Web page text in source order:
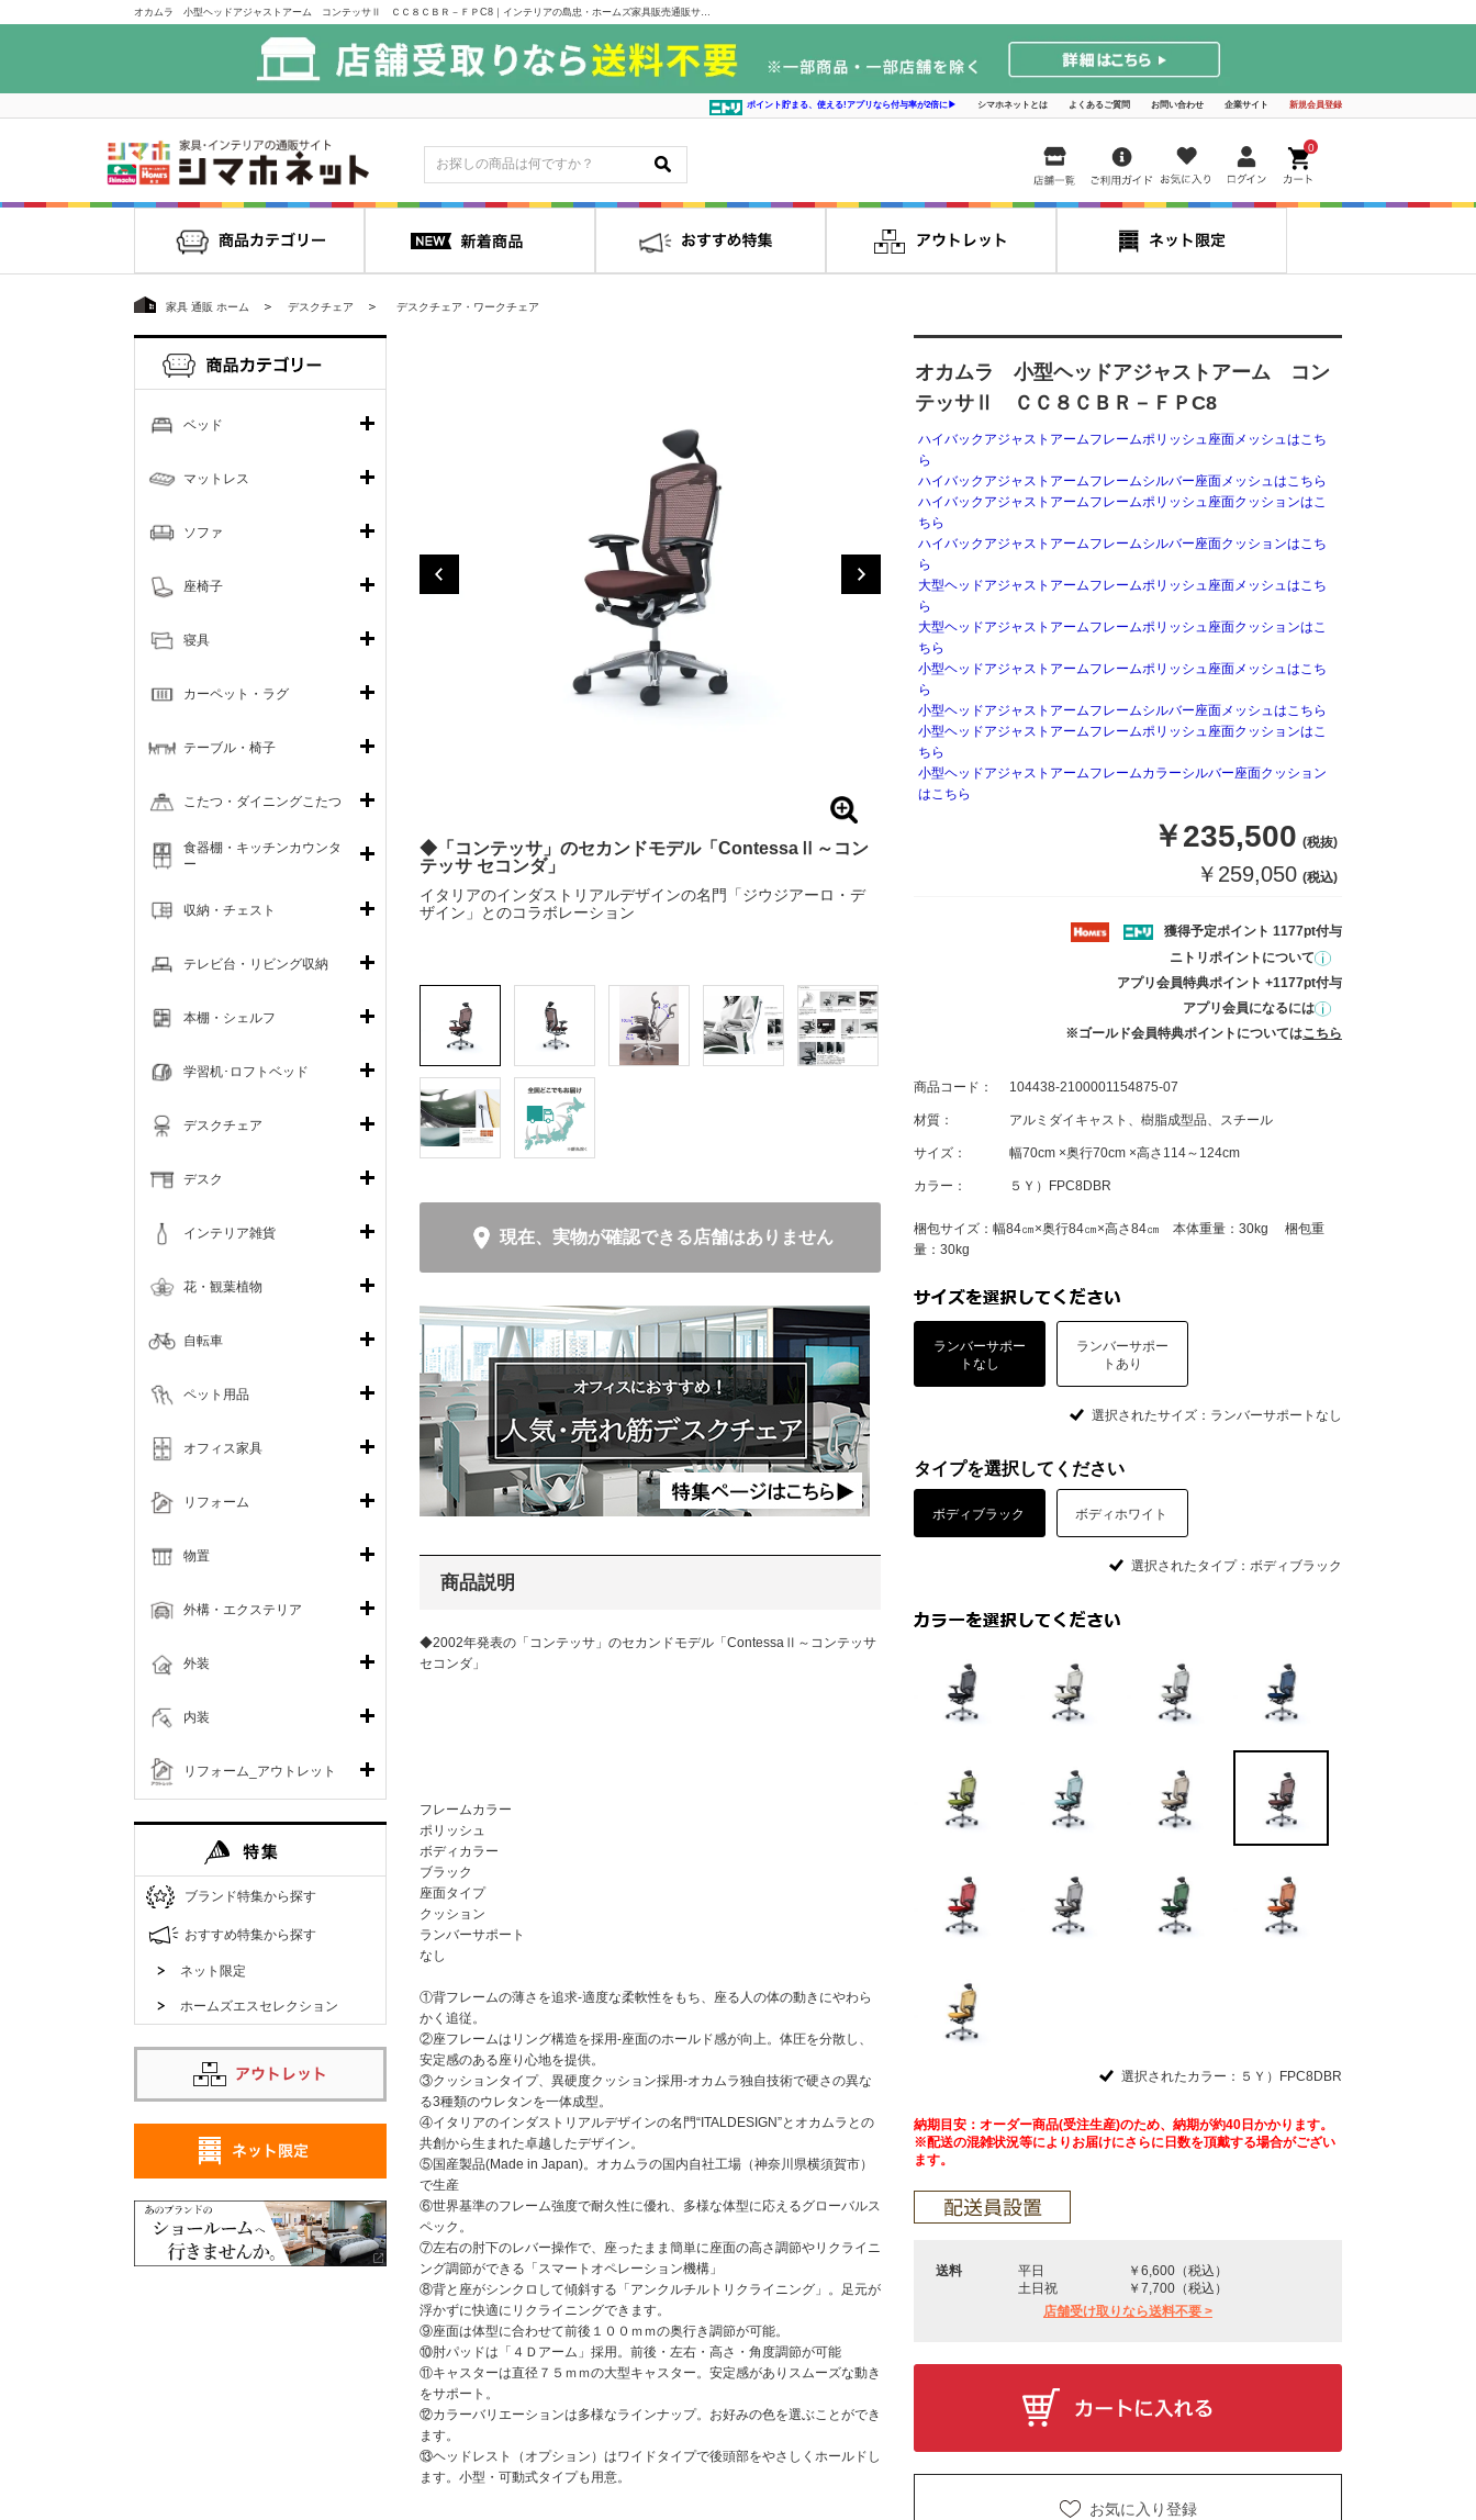
オカムラ 小型ヘッドアジャストアーム コンテッサⅡ ＣＣ８ＣＢＲ－ＦＰC8｜インテリアの島忠・ホームズ家具販売通販サイト シマホネット
ポイント貯まる、使える!アプリなら付与率が2倍に▶ シマホネットとは よくあるご質問 お問い合わせ 企業サイト 新規会員登録
0
家具 通販 ホーム デスクチェア デスクチェア・ワークチェア
◆「コンテッサ」のセカンドモデル「ContessaⅡ～コン
テッサ セコンダ」
イタリアのインダストリアルデザインの名門「ジウジアーロ・デ
ザイン」とのコラボレーション
現在、実物が確認できる店舗はありません
商品説明
◆2002年発表の「コンテッサ」のセカンドモデル「ContessaⅡ～コンテッサ
セコンダ」
フレームカラー
ポリッシュ
ボディカラー
ブラック
座面タイプ
クッション
ランバーサポート
なし
①背フレームの薄さを追求-適度な柔軟性をもち、座る人の体の動きにやわら
かく追従。
②座フレームはリング構造を採用-座面のホールド感が向上。体圧を分散し、
安定感のある座り心地を提供。
③クッションタイプ、異硬度クッション採用-オカムラ独自技術で硬さの異な
る3種類のウレタンを一体成型。
④イタリアのインダストリアルデザインの名門“ITALDESIGN”とオカムラとの
共創から生まれた卓越したデザイン。
⑤国産製品(Made in Japan)。オカムラの国内自社工場（神奈川県横須賀市）
で生産
⑥世界基準のフレーム強度で耐久性に優れ、多様な体型に応えるグローバルス
ペック。
⑦左右の肘下のレバー操作で、座ったまま簡単に座面の高さ調節やリクライニ
ング調節ができる「スマートオペレーション機構」
⑧背と座がシンクロして傾斜する「アンクルチルトリクライニング」。足元が
浮かずに快適にリクライニングできます。
⑨座面は体型に合わせて前後１００ｍｍの奥行き調節が可能。
⑩肘パッドは「４Ｄアーム」採用。前後・左右・高さ・角度調節が可能
⑪キャスターは直径７５ｍｍの大型キャスター。安定感がありスムーズな動き
をサポート。
⑫カラーバリエーションは多様なラインナップ。お好みの色を選ぶことができ
ます。
⑬ヘッドレスト（オプション）はワイドタイプで後頭部をやさしくホールドし
ます。小型・可動式タイプも用意。
オカムラ 小型ヘッドアジャストアーム コン
テッサⅡ ＣＣ８ＣＢＲ－ＦＰC8
ハイバックアジャストアームフレームポリッシュ座面メッシュはこち
ら
ハイバックアジャストアームフレームシルバー座面メッシュはこちら
ハイバックアジャストアームフレームポリッシュ座面クッションはこ
ちら
ハイバックアジャストアームフレームシルバー座面クッションはこち
ら
大型ヘッドアジャストアームフレームポリッシュ座面メッシュはこち
ら
大型ヘッドアジャストアームフレームポリッシュ座面クッションはこ
ちら
小型ヘッドアジャストアームフレームポリッシュ座面メッシュはこち
ら
小型ヘッドアジャストアームフレームシルバー座面メッシュはこちら
小型ヘッドアジャストアームフレームポリッシュ座面クッションはこ
ちら
小型ヘッドアジャストアームフレームカラーシルバー座面クッション
はこちら
￥235,500 (税抜)
￥259,050 (税込)
獲得予定ポイント 1177pt付与
ニトリポイントについて
アプリ会員特典ポイント +1177pt付与
アプリ会員になるには
※ゴールド会員特典ポイントについてはこちら
商品コード： 104438-2100001154875-07
材質： アルミダイキャスト、樹脂成型品、スチール
サイズ： 幅70cm ×奥行70cm ×高さ114～124cm
カラー： ５Ｙ）FPC8DBR
梱包サイズ：幅84㎝×奥行84㎝×高さ84㎝ 本体重量：30kg 梱包重
量：30kg
ランバーサポー
トなし
ランバーサポー
トあり
選択されたサイズ：ランバーサポートなし
タイプを選択してください
ボディブラック ボディホワイト
選択されたタイプ：ボディブラック
選択されたカラー：５Ｙ）FPC8DBR
納期目安：オーダー商品(受注生産)のため、納期が約40日かかります。
※配送の混雑状況等によりお届けにさらに日数を頂戴する場合がござい
ます。
送料 平日
￥6,600（税込）
土日祝
￥7,700（税込）
店舗受け取りなら送料不要 >
お気に入り登録
ベッド
マットレス
ソファ
寝具
座椅子
カーペット・ラグ
テーブル・椅子
こたつ・ダイニングこたつ
食器棚・キッチンカウンタ
ー
収納・チェスト
テレビ台・リビング収納
本棚・シェルフ
学習机･ロフトベッド
デスクチェア
デスク
インテリア雑貨
花・観葉植物
自転車
ペット用品
オフィス家具
リフォーム
リフォーム_アウトレット
物置
外構・エクステリア
外装
内装
ブランド特集から探す
おすすめ特集から探す
ネット限定
ホームズエスセレクション